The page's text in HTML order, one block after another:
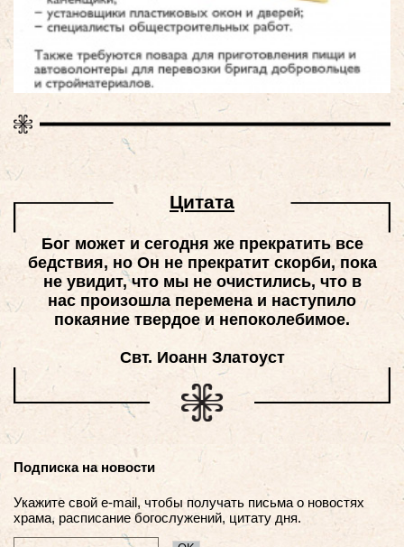
Цитатa
Бог может и сегодня же прекратить все
бедствия, но Он не прекратит скорби, пока
не увидит, что мы не очистились, что в
нас произошла перемена и наступило
покаяние твердое и непоколебимое.
Свт. Иоанн Златоуст
Подписка на новости
Укажите свой e-mail, чтобы получать письма о новостях
храма, расписание богослужений, цитату дня.